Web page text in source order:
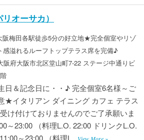
オーサカ）
阪梅田各駅徒歩5分の好立地★完全個室やリゾ
感溢れるルーフトップテラス席を完備♪
阪府大阪市北区堂山町7-22 ステージ中通りビ
日＆記念日に・・♪ 完全個室6名様～ご
★イタリアン ダイニング カフェ テラス
け付けておりませんのでご了承願いま
～23:00 （料理L.O. 22:00 ドリンクL.O.
～23:00 （料理L...